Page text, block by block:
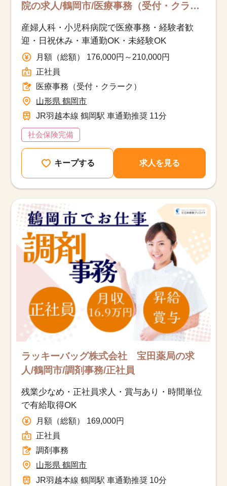
院の求人/鶴岡市/医療事務（受付・クラー
産婦人科・小児科病院で医療事務・経験者歓
迎・日祝休み・車通勤OK・未経験OK
月額（総額） 176,000円～210,000円
正社員
医療事務（受付・クラーク）
山形県 鶴岡市
JR羽越本線 鶴岡駅 車通勤推奨 11分
社会保険完備
キープする 求人を見る
ラッキーバッグ株式会社 宝田薬局の求
人/鶴岡市/調剤事務/正社員
残業少なめ・正社員求人・賞与あり・時間単位
で有給取得OK
月額（総額） 169,000円
正社員
調剤事務
山形県 鶴岡市
JR羽越本線 鶴岡駅 車通勤推奨 10分